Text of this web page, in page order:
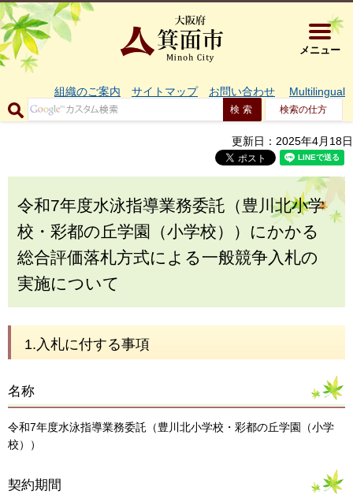
大阪府箕
メニュー
組織のご案内 サイトマップ お問い合わせ Multilingual
検索の仕方
更新日：2025年4月18日
令和7年度水泳指導業務委託（豊川北小学
校・彩都の丘学園（小学校））にかかる
総合評価落札方式による一般競争入札の
実施について
1.入札に付する事項
名称
令和7年度水泳指導業務委託（豊川北小学校・彩都の丘学園（小学
校））
契約期間